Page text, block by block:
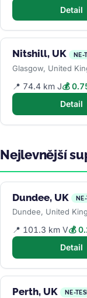
Detail
Nitshill, UK NE-
Glasgow, United
📍 74.4 km J💰
Detail
Nejlevnější
Dundee, UK
Dundee, United
📍 101.3 km V💰
Detail
Perth, UK NE-